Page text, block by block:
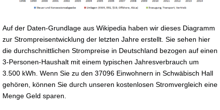
Auf der Daten-Grundlage aus Wikipedia haben wir dieses Diagramm
zur Strompreisentwicklung der letzten Jahre erstellt. Sie sehen hier
die durchschnittlichen Strompreise in Deutschland bezogen auf einen
3-Personen-Haushalt mit einem typischen Jahresverbrauch um
3.500 kWh. Wenn Sie zu den 37096 Einwohnern in Schwäbisch Hall
gehören, können Sie durch unseren kostenlosen Stromvergleich eine
Menge Geld sparen.